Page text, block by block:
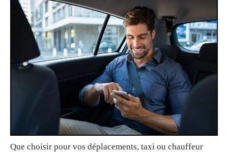
Que choisir pour vos déplacements, taxi ou chauffeur